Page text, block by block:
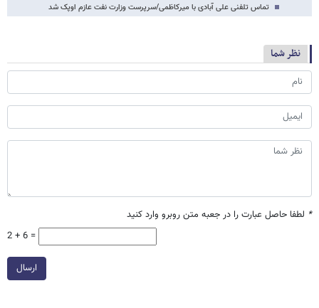
تماس تلفنی علی آبادی با میرکاظمی/سرپرست وزارت نفت عازم اوپک شد
نظر شما
* لطفا حاصل عبارت را در جعبه متن روبرو وارد کنید
2 + 6 =
ارسال